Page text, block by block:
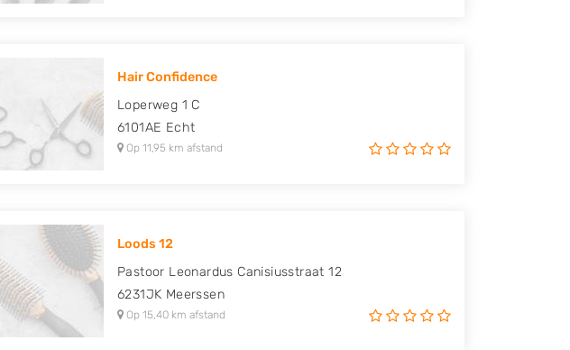
Hair Confidence
Loperweg 1 C
6101AE Echt
Op 11,95 km afstand
Loods 12
Pastoor Leonardus Canisiusstraat 12
6231JK Meerssen
Op 15,40 km afstand